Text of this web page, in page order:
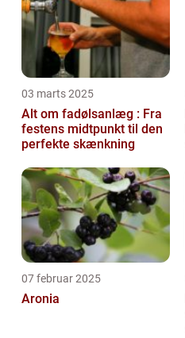
03 marts 2025
Alt om fadølsanlæg : Fra
festens midtpunkt til den
perfekte skænkning
07 februar 2025
Aronia